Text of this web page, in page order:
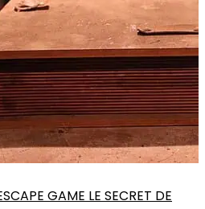
GAME LE SECRET DE